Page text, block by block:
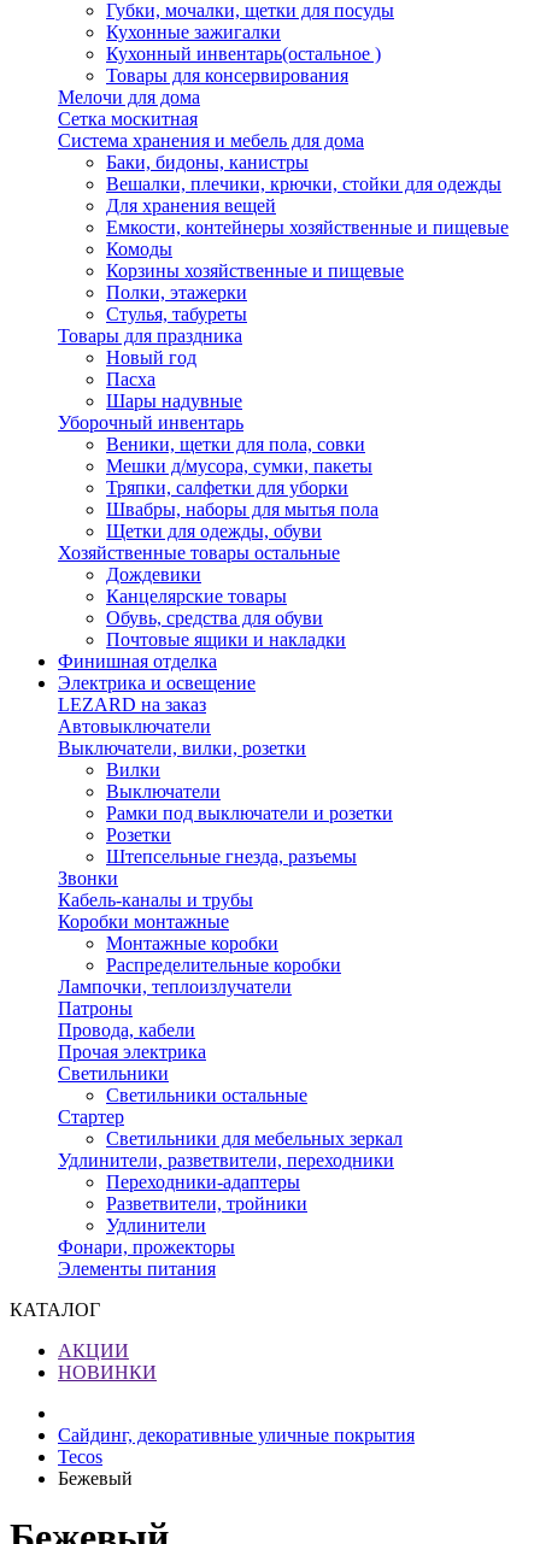
Губки, мочалки, щетки для посуды
Кухонные зажигалки
Кухонный инвентарь(остальное )
Товары для консервирования
Мелочи для дома
Сетка москитная
Система хранения и мебель для дома
Баки, бидоны, канистры
Вешалки, плечики, крючки, стойки для одежды
Для хранения вещей
Емкости, контейнеры хозяйственные и пищевые
Комоды
Корзины хозяйственные и пищевые
Полки, этажерки
Стулья, табуреты
Товары для праздника
Новый год
Пасха
Шары надувные
Уборочный инвентарь
Веники, щетки для пола, совки
Мешки д/мусора, сумки, пакеты
Тряпки, салфетки для уборки
Швабры, наборы для мытья пола
Щетки для одежды, обуви
Хозяйственные товары остальные
Дождевики
Канцелярские товары
Обувь, средства для обуви
Почтовые ящики и накладки
Финишная отделка
Электрика и освещение
LEZARD на заказ
Автовыключатели
Выключатели, вилки, розетки
Вилки
Выключатели
Рамки под выключатели и розетки
Розетки
Штепсельные гнезда, разъемы
Звонки
Кабель-каналы и трубы
Коробки монтажные
Монтажные коробки
Распределительные коробки
Лампочки, теплоизлучатели
Патроны
Провода, кабели
Прочая электрика
Светильники
Светильники остальные
Стартер
Светильники для мебельных зеркал
Удлинители, разветвители, переходники
Переходники-адаптеры
Разветвители, тройники
Удлинители
Фонари, прожекторы
Элементы питания
КАТАЛОГ
АКЦИИ
НОВИНКИ
Сайдинг, декоративные уличные покрытия
Tecos
Бежевый